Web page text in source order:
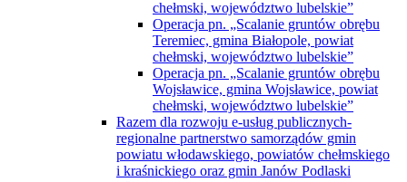
chełmski, województwo lubelskie”
Operacja pn. „Scalanie gruntów obrębu
Teremiec, gmina Białopole, powiat
chełmski, województwo lubelskie”
Operacja pn. „Scalanie gruntów obrębu
Wojsławice, gmina Wojsławice, powiat
chełmski, województwo lubelskie”
Razem dla rozwoju e-usług publicznych-
regionalne partnerstwo samorządów gmin
powiatu włodawskiego, powiatów chełmskiego
i kraśnickiego oraz gmin Janów Podlaski